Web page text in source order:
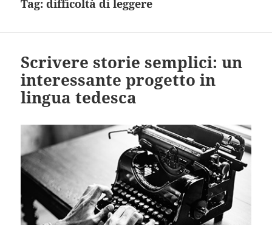
Tag:difficoltà di leggere
Scrivere storie semplici: un
interessante progetto in
lingua tedesca